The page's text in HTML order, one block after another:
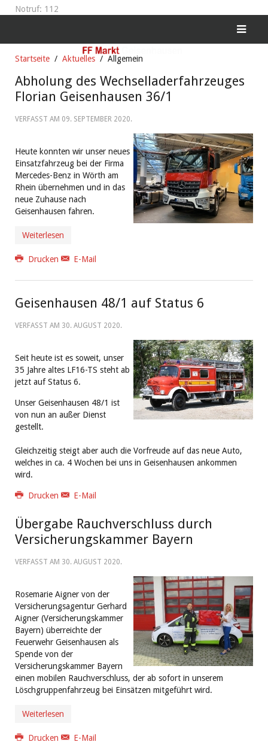
Notruf: 112
Startseite Aktuelles Allgemein
Abholung des Wechselladerfahrzeuges
Florian Geisenhausen 36/1
VERFASST AM 09. SEPTEMBER 2020.
Heute konnten wir unser neues
Einsatzfahrzeug bei der Firma
Mercedes-Benz in Wörth am
Rhein übernehmen und in das
neue Zuhause nach
Geisenhausen fahren.
Weiterlesen
Drucken E-Mail
Geisenhausen 48/1 auf Status 6
VERFASST AM 30. AUGUST 2020.
Seit heute ist es soweit, unser
35 Jahre altes LF16-TS steht ab
jetzt auf Status 6.
Unser Geisenhausen 48/1 ist
von nun an außer Dienst
gestellt.
Gleichzeitig steigt aber auch die Vorfreude auf das neue Auto,
welches in ca. 4 Wochen bei uns in Geisenhausen ankommen
wird.
Drucken E-Mail
Übergabe Rauchverschluss durch
Versicherungskammer Bayern
VERFASST AM 30. AUGUST 2020.
Rosemarie Aigner von der
Versicherungsagentur Gerhard
Aigner (Versicherungskammer
Bayern) überreichte der
Feuerwehr Geisenhausen als
Spende von der
Versicherungskammer Bayern
einen mobilen Rauchverschluss, der ab sofort in unserem
Löschgruppenfahrzeug bei Einsätzen mitgeführt wird.
Weiterlesen
Drucken E-Mail